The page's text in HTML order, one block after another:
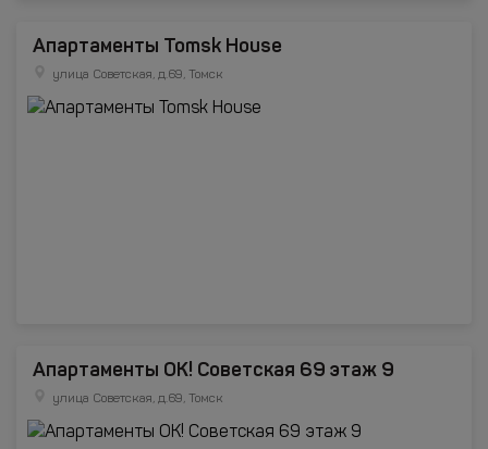
Апартаменты Tomsk House
улица Советская, д.69, Томск
Апартаменты OK! Советская 69 этаж 9
улица Советская, д.69, Томск